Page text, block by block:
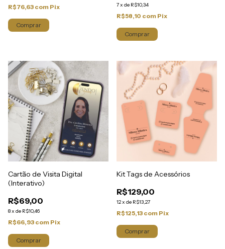
R$76,63 com Pix 7x de R$10,34
R$58,10 com Pix
Cartão de Visita Digital
(Interativo)
R$69,00
8x de R$10,46
R$66,93 com Pix
Kit Tags de Acessórios
R$129,00
12x de R$13,27
R$125,13 com Pix
Comprar